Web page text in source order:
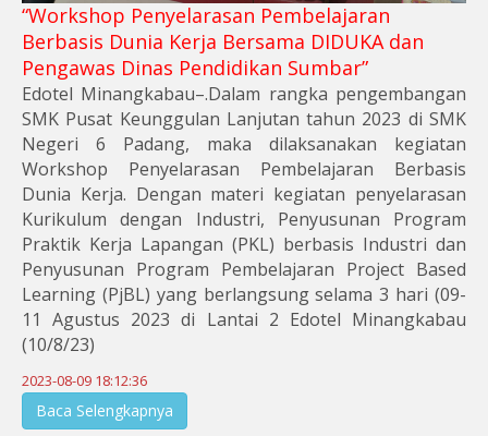
“Workshop Penyelarasan Pembelajaran
Berbasis Dunia Kerja Bersama DIDUKA dan
Pengawas Dinas Pendidikan Sumbar”
Edotel Minangkabau–.Dalam rangka pengembangan
SMK Pusat Keunggulan Lanjutan tahun 2023 di SMK
Negeri 6 Padang, maka dilaksanakan kegiatan
Workshop Penyelarasan Pembelajaran Berbasis
Dunia Kerja. Dengan materi kegiatan penyelarasan
Kurikulum dengan Industri, Penyusunan Program
Praktik Kerja Lapangan (PKL) berbasis Industri dan
Penyusunan Program Pembelajaran Project Based
Learning (PjBL) yang berlangsung selama 3 hari (09-
11 Agustus 2023 di Lantai 2 Edotel Minangkabau
(10/8/23)
2023-08-09 18:12:36
Baca Selengkapnya